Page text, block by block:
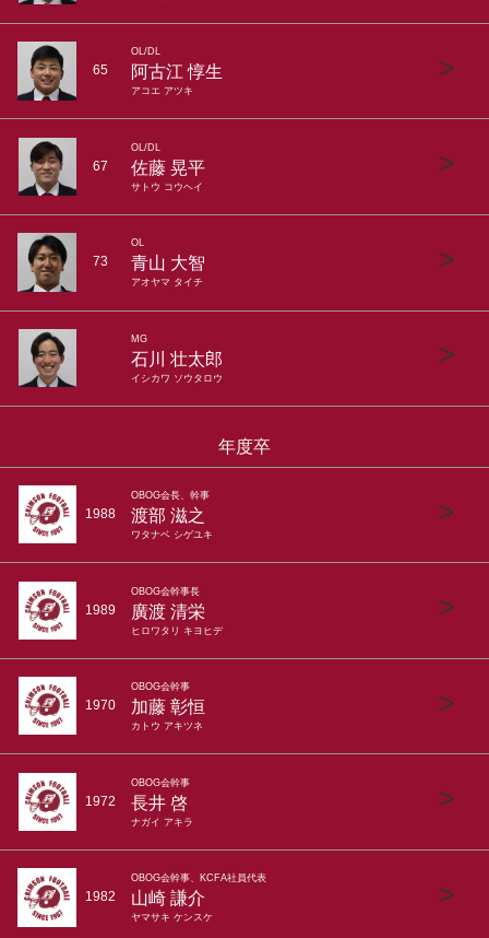
65
OL/DL
阿古江 惇生
アコエ アツキ
>
67
OL/DL
佐藤 晃平
サトウ コウヘイ
>
73
OL
青山 大智
アオヤマ タイチ
>
MG
石川 壮太郎
イシカワ ソウタロウ
>
年度卒
1988
OBOG会長、幹事
渡部 滋之
ワタナベ シゲユキ
>
1989
OBOG会幹事長
廣渡 清栄
ヒロワタリ キヨヒデ
>
1970
OBOG会幹事
加藤 彰恒
カトウ アキツネ
>
1972
OBOG会幹事
長井 啓
ナガイ アキラ
>
1982
OBOG会幹事、KCFA社員代表
山崎 謙介
ヤマサキ ケンスケ
>